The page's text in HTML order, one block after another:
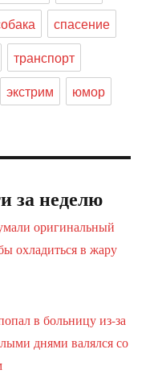
спасение
транспорт
экстрим юмор
за неделю
оригинальный
охладиться в жару
в больницу из-за
днями валялся со